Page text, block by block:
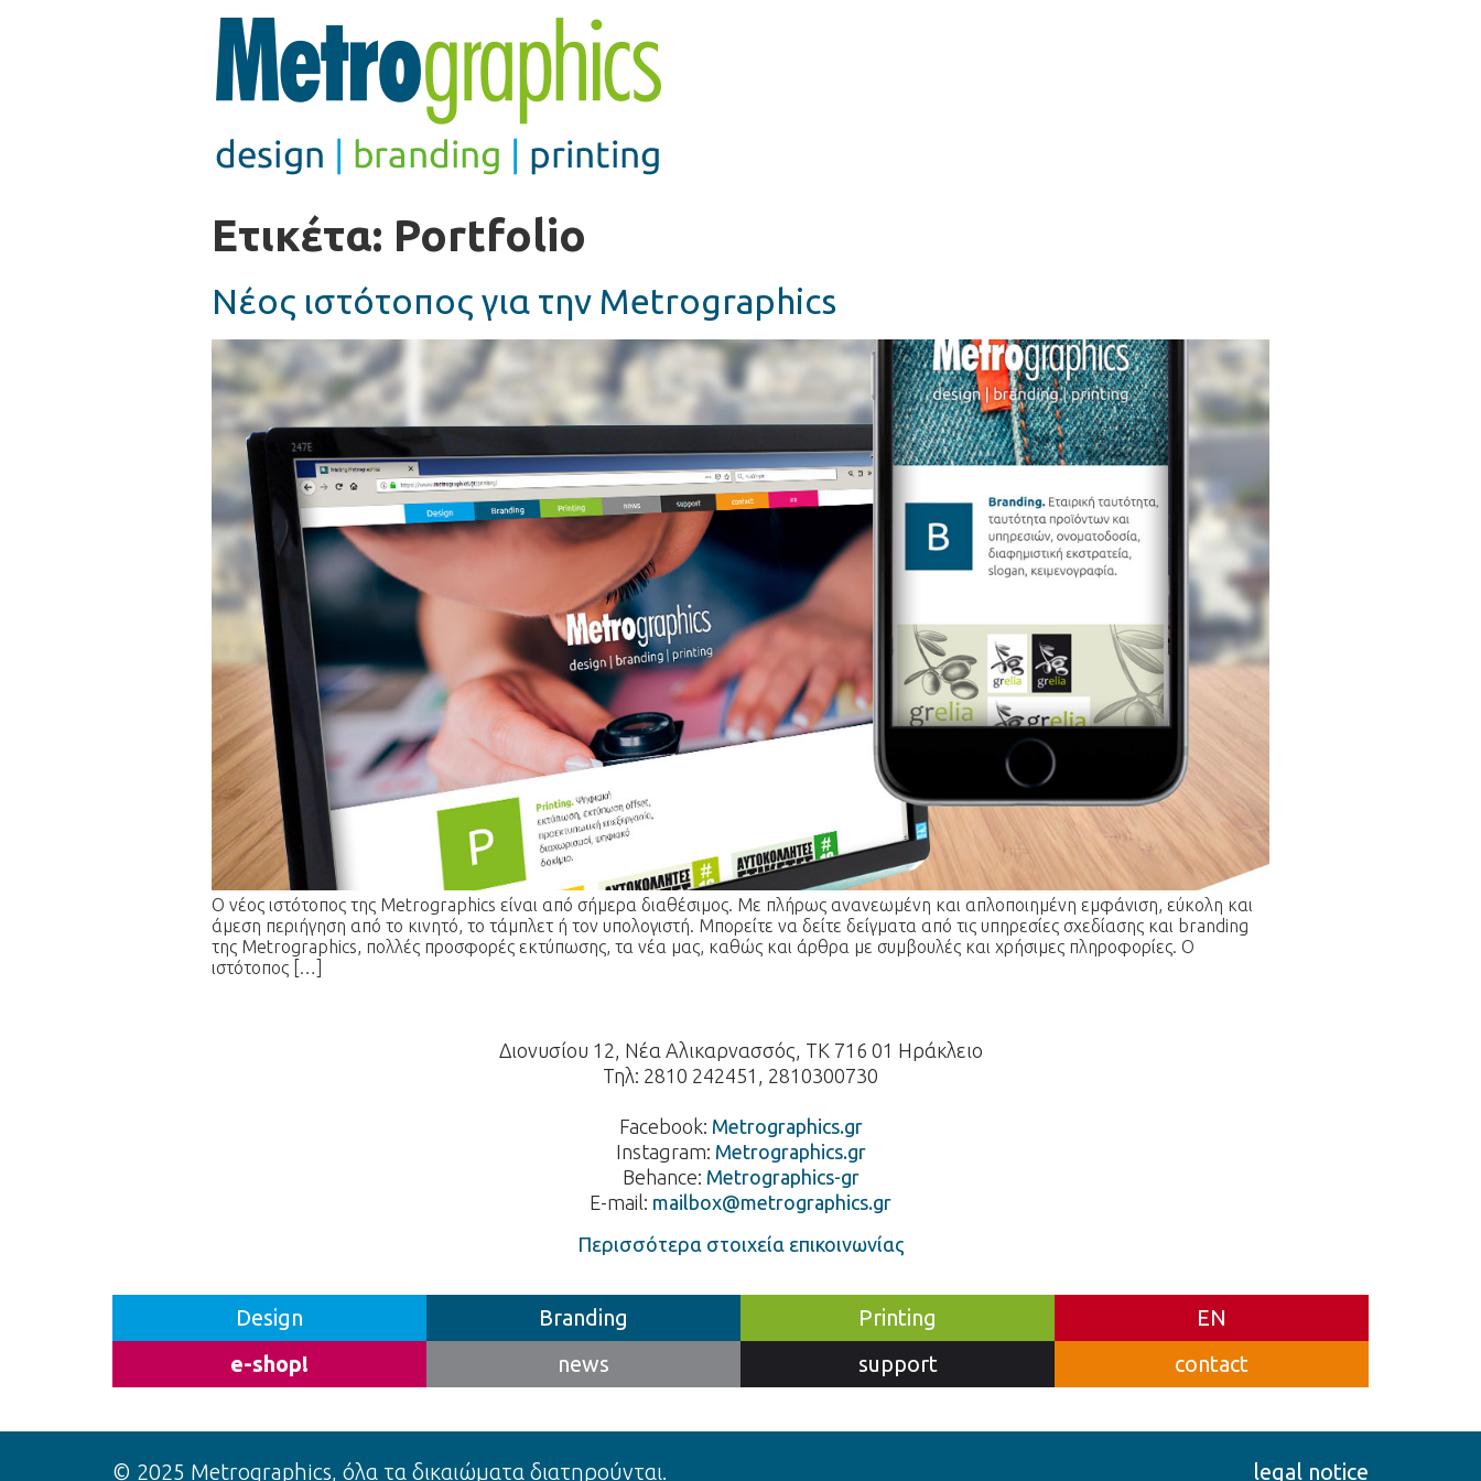
Ετικέτα: Portfolio
Νέος ιστότοπος για την Metrographics
Ο νέος ιστότοπος της Metrographics είναι από σήμερα διαθέσιμος. Με πλήρως ανανεωμένη και απλοποιημένη εμφάνιση, εύκολη και
άμεση περιήγηση από το κινητό, το τάμπλετ ή τον υπολογιστή. Μπορείτε να δείτε δείγματα από τις υπηρεσίες σχεδίασης και branding
της Metrographics, πολλές προσφορές εκτύπωσης, τα νέα μας, καθώς και άρθρα με συμβουλές και χρήσιμες πληροφορίες. Ο
ιστότοπος […]
Διονυσίου 12, Νέα Αλικαρνασσός, ΤΚ 716 01 Ηράκλειο
Τηλ: 2810 242451, 2810300730
Facebook: Metrographics.gr
Instagram: Metrographics.gr
Behance: Metrographics-gr
E-mail: mailbox@metrographics.gr
Περισσότερα στοιχεία επικοινωνίας
Design Branding Printing
EN
e-shop!
news support contact
© 2025 Metrographics, όλα τα δικαιώματα διατηρούνται. legal notice